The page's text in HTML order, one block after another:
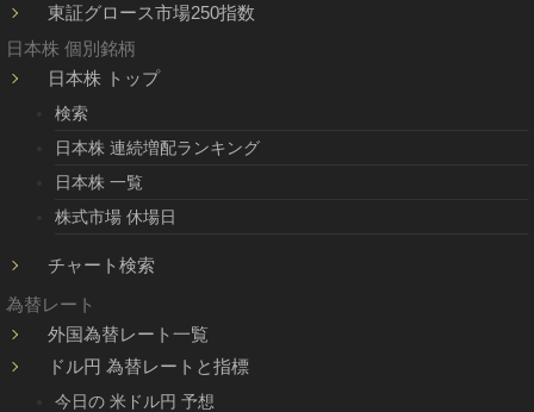
東証グロース市場250指数
日本株 個別銘柄
日本株 トップ
検索
日本株 連続増配ランキング
日本株 一覧
株式市場 休場日
チャート検索
為替レート
外国為替レート一覧
ドル円 為替レートと指標
今日の 米ドル円 予想